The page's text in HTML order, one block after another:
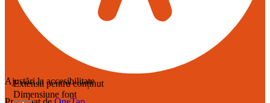
Ajustări la accesibilitate
Extensii pentru conținut
Dimensiune font